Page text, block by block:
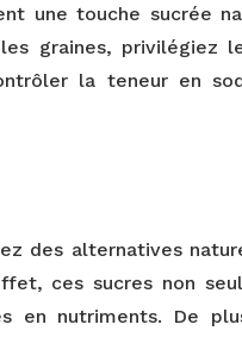
une touche sucrée
graines, privilégiez
la teneur en
des alternatives
ces sucres non
en nutriments. De